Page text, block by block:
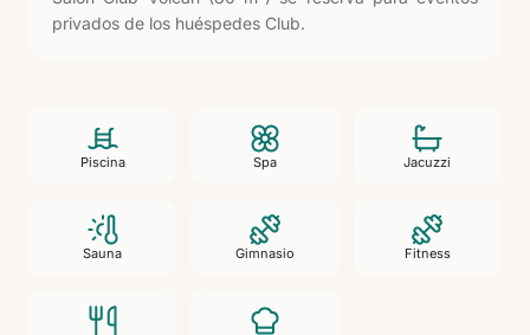
privados de los huéspedes Club.
Piscina Spa Jacuzzi
Sauna Gimnasio Fitness